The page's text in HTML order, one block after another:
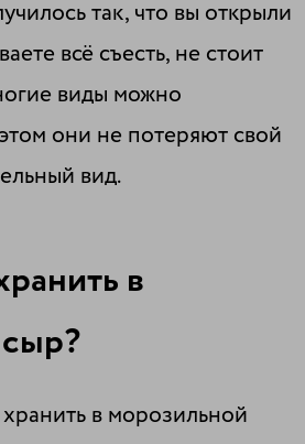
так, что вы открыли
всё съесть, не стоит
виды можно
они не потеряют свой
вид.
в
в морозильной